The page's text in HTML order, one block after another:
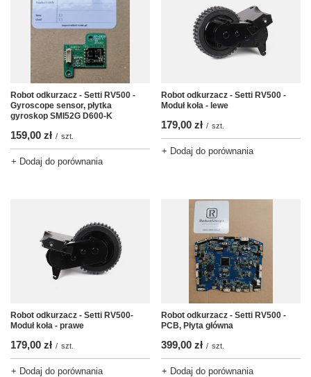
Robot odkurzacz - Setti RV500 -
Gyroscope sensor, płytka
gyroskop SMI52G D600-K
159,00 zł / szt.
+ Dodaj do porównania
Robot odkurzacz - Setti RV500 -
Moduł koła - lewe
179,00 zł / szt.
+ Dodaj do porównania
Robot odkurzacz - Setti RV500-
Moduł koła - prawe
179,00 zł / szt.
+ Dodaj do porównania
Robot odkurzacz - Setti RV500 -
PCB, Płyta główna
399,00 zł / szt.
+ Dodaj do porównania